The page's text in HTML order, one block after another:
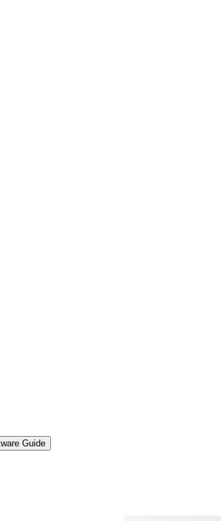
Guide